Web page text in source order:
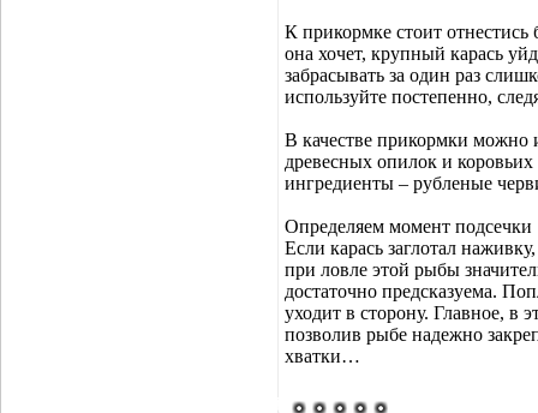
К прикормке стоит отнестись
она хочет, крупный карась
забрасывать за один раз
используйте постепенно,
В качестве прикормки можно
древесных опилок и
ингредиенты – рубленые
Определяем момент подсечки
Если карась заглотал
при ловле этой рыбы
достаточно предсказуема.
уходит в сторону. Главное, в
позволив рыбе надежно
хватки…